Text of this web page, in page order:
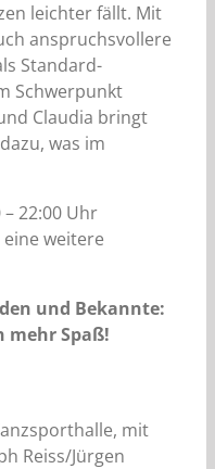
leichter fällt. Mit
anspruchsvollere
Standard-
Schwerpunkt
Claudia bringt
was im
22:00 Uhr
weitere
und Bekannte:
mehr Spaß!
mit
Reiss/Jürgen